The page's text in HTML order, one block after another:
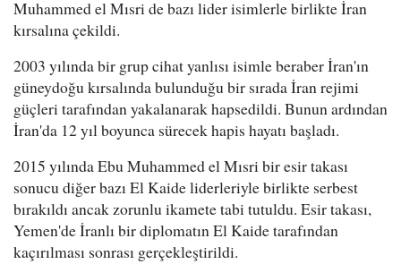
Muhammed el Mısri de bazı lider isimlerle birlikte İran
kırsalına çekildi.
2003 yılında bir grup cihat yanlısı isimle beraber İran'ın
güneydoğu kırsalında bulunduğu bir sırada İran rejimi
güçleri tarafından yakalanarak hapsedildi. Bunun ardından
İran'da 12 yıl boyunca sürecek hapis hayatı başladı.
2015 yılında Ebu Muhammed el Mısri bir esir takası
sonucu diğer bazı El Kaide liderleriyle birlikte serbest
bırakıldı ancak zorunlu ikamete tabi tutuldu. Esir takası,
Yemen'de İranlı bir diplomatın El Kaide tarafından
kaçırılması sonrası gerçekleştirildi.